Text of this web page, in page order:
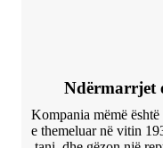
Ndërmarrjet
Kompania mëmë
e themeluar në vitin